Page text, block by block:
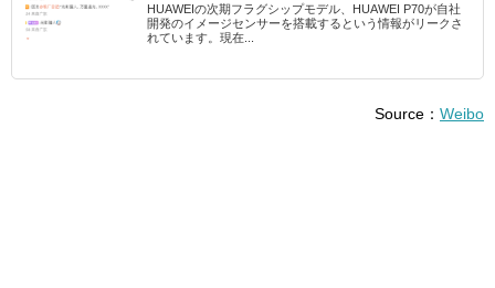
HUAWEIの次期フラグシップモデル、HUAWEI P70が自社
開発のイメージセンサーを搭載するという情報がリークさ
れています。現在...
Source： Weibo